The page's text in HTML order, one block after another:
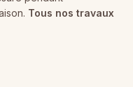
Tous nos travaux